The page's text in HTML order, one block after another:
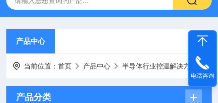
产品中心
当前位置：首页 产品中心 半导体行业控温解决方案
产品分类
电话咨询